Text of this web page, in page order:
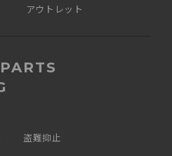
アウトレット
盗難抑止